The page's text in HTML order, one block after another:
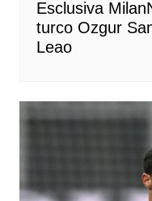
Esclusiva
turco Ozgur
Leao